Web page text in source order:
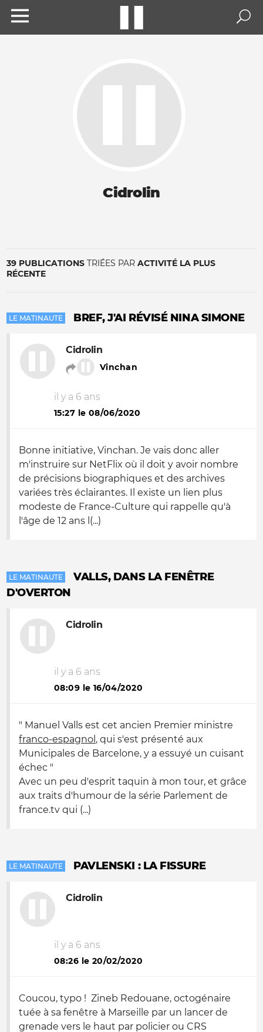
Cidrolin
39 PUBLICATIONS TRIÉES PAR ACTIVITÉ LA PLUS
RÉCENTE
LE MATINAUTE BREF, J'AI RÉVISÉ NINA SIMONE
Cidrolin
Vinchan
il y a 6 ans
15:27 le 08/06/2020
Bonne initiative, Vinchan. Je vais donc aller
m'instruire sur NetFlix où il doit y avoir nombre
de précisions biographiques et des archives
variées très éclairantes. Il existe un lien plus
modeste de France-Culture qui rappelle qu'à
l'âge de 12 ans l(...)
LE MATINAUTE
VALLS, DANS LA FENÊTRE
D'OVERTON
Cidrolin
il y a 6 ans
08:09 le 16/04/2020
" Manuel Valls est cet ancien Premier ministre
franco-espagnol , qui s'est présenté aux
Municipales de Barcelone, y a essuyé un cuisant
échec "
Avec un peu d'esprit taquin à mon tour, et grâce
aux traits d'humour de la série Parlement de
france.tv qui (...)
LE MATINAUTE PAVLENSKI : LA FISSURE
Cidrolin
il y a 6 ans
08:26 le 20/02/2020
Coucou, typo ! Zineb Redouane, octogénaire
tuée à sa fenêtre à Marseille par un lancer de
grenade vers le haut par policier ou CRS